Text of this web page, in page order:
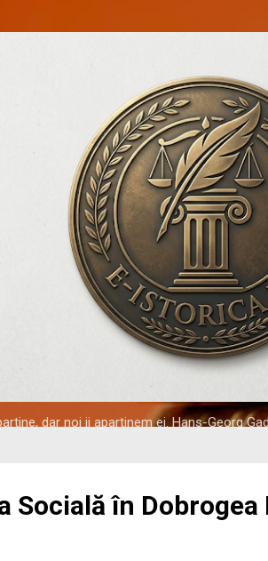
dar noi ii apartinem ei. Hans-Georg
Socială în Dobrogea